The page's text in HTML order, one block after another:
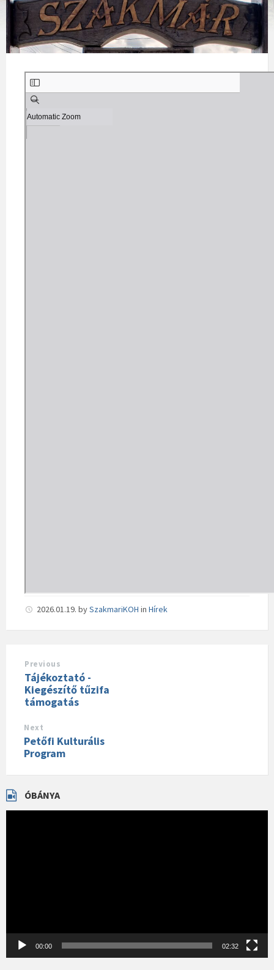
2026.01.19. bySzakmariKOH in Hírek
Previous
Tájékoztató -
Kiegészítő tűzifa
támogatás
Next
Petőfi Kulturális
Program
ÓBÁNYA
00:00 02:32